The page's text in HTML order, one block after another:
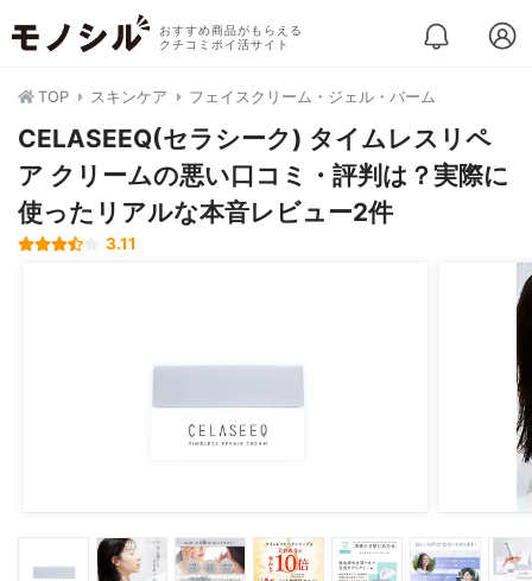
おすすめ商品がもらえる
クチコミポイ活サイト
TOP スキンケア フェイスクリーム・ジェル・バーム
CELASEEQ(セラシーク) タイムレスリペ
ア クリームの悪い口コミ・評判は？実際に
使ったリアルな本音レビュー2件
3.11